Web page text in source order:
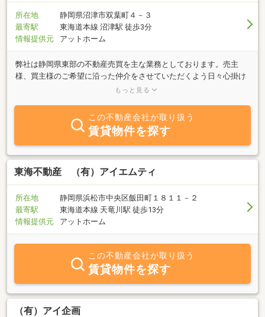
所在地
静岡県沼津市双葉町４－３
最寄駅
東海道本線 沼津駅 徒歩3分
情報提供元
アットホーム
弊社は静岡県東部の不動産売買を主な業務としております。売主
様、買主様のご希望に沿った仲介をさせていただくよう日々心掛け
ています。「売りたい」お客様へは、スピーディーな対応を。「買
ていただきます。是非 お気軽にお問合せ下さい。また、一般社団
法人全国住宅ローン救済・任意売却支援協会静岡本部の活動も行っ
ており、住宅ローンの返済にお悩みの皆様の相談業務も行っており
ます。任意売却や債務整理、各種専門家のご紹介なども無料で行い
ます。もちろん、物件査定も無料で行います。
もっと見る
この不動産会社が取り扱う
賃貸物件を探す
東海不動産 （有）アイエムティ
所在地
静岡県浜松市中央区飯田町１８１１－２
最寄駅
東海道本線 天竜川駅 徒歩13分
情報提供元
アットホーム
この不動産会社が取り扱う
賃貸物件を探す
（有）アイ企画